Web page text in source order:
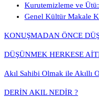
Kurutemizleme ve
Genel Kültür Makale
KONUŞMADAN ÖNCE
DÜŞÜNMEK HERKESE
Akıl Sahibi Olmak ile Akıllı
DERİN AKIL NEDİR ?